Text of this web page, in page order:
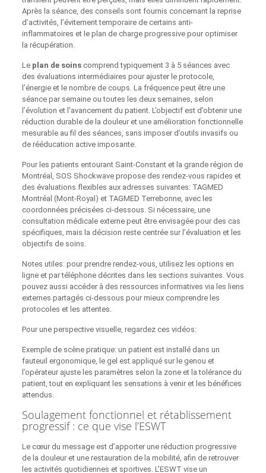
Après la séance, des conseils sont fournis concernant la reprise
d’activités, l’évitement temporaire de certains anti-
inflammatoires et le plan de charge progressive pour optimiser
la récupération.
Le plan de soinscomprend typiquement 3 à 5 séances avec
des évaluations intermédiaires pour ajuster le protocole,
l’énergie et le nombre de coups. La fréquence peut être une
séance par semaine ou toutes les deux semaines, selon
l’évolution et l’avancement du patient. L’objectif est d’obtenir une
réduction durable de la douleur et une amélioration fonctionnelle
mesurable au fil des séances, sans imposer d’outils invasifs ou
de rééducation active imposante.
Pour les patients entourant Saint-Constant et la grande région de
Montréal, SOS Shockwave propose des rendez‑vous rapides et
des évaluations flexibles aux adresses suivantes: TAGMED
Montréal (Mont‑Royal) et TAGMED Terrebonne, avec les
coordonnées précisées ci‑dessous. Si nécessaire, une
consultation médicale externe peut être envisagée pour des cas
spécifiques, mais la décision reste centrée sur l’évaluation et les
objectifs de soins.
Notes utiles: pour prendre rendez‑vous, utilisez les options en
ligne et par téléphone décrites dans les sections suivantes. Vous
pouvez aussi accéder à des ressources informatives via les liens
externes partagés ci‑dessous pour mieux comprendre les
protocoles et les attentes.
Pour une perspective visuelle, regardez ces vidéos:
Exemple de scène pratique: un patient est installé dans un
fauteuil ergonomique, le gel est appliqué sur le genou et
l’opérateur ajuste les paramètres selon la zone et la tolérance du
patient, tout en expliquant les sensations à venir et les bénéfices
attendus.
Soulagement fonctionnel et rétablissement
progressif : ce que vise l’ESWT
Le cœur du message est d’apporter une réduction progressive
de la douleur et une restauration de la mobilité, afin de retrouver
les activités quotidiennes et sportives. L’ESWT vise un